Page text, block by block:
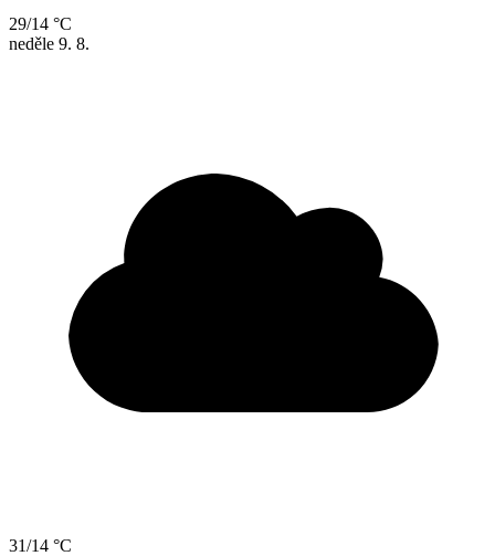
29/14 °C
neděle 9. 8.
31/14 °C